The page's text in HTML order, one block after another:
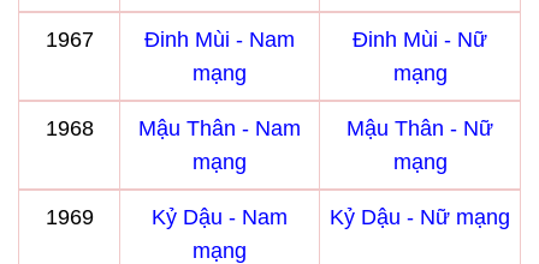
1967
Đinh Mùi - Nam
mạng
Đinh Mùi - Nữ
mạng
1968
Mậu Thân - Nam
mạng
Mậu Thân - Nữ
mạng
1969
Kỷ Dậu - Nam
mạng
Kỷ Dậu - Nữ mạng